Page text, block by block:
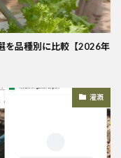
を品種別に比較【2026年
灌漑